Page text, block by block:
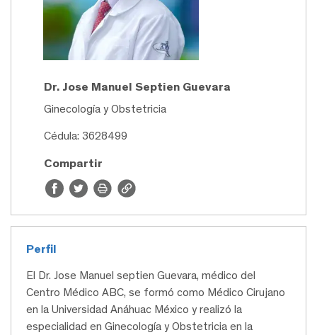
Dr. Jose Manuel Septien Guevara
Ginecología y Obstetricia
Cédula: 3628499
Compartir
Perfil
El Dr. Jose Manuel septien Guevara, médico del
Centro Médico ABC, se formó como Médico Cirujano
en la Universidad Anáhuac México y realizó la
especialidad en Ginecología y Obstetricia en la